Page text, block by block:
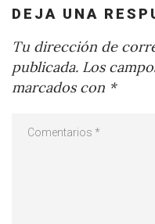
DEJA UNA
Tu dirección de
publicada. Los
marcados con *